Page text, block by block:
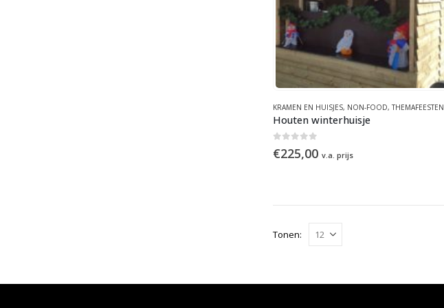
KRAMEN EN HUISJES, NON-FOOD,THEMAFEESTEN & EVENEMENTEN
Houten winterhuisje
€225,00 v.a. prijs
Tonen: